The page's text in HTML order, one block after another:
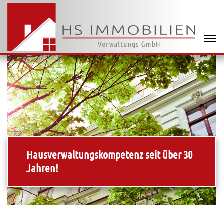
Hausverwaltungskompetenz seit über 30
Jahren!